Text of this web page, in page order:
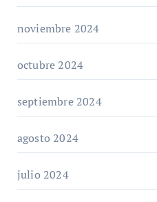
noviembre 2024
octubre 2024
septiembre 2024
agosto 2024
julio 2024